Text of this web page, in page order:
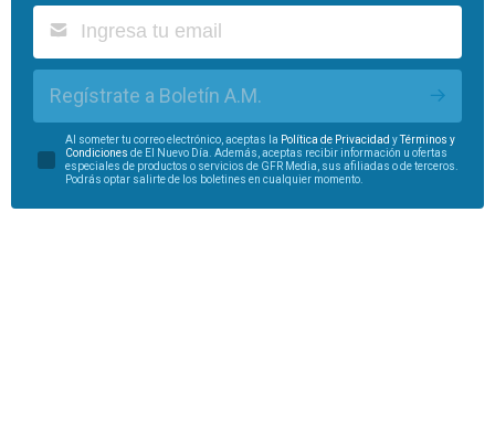
Regístrate a Boletín A.M.
Al someter tu correo electrónico, aceptas la Política de Privacidad yTérminos y
Condiciones de El Nuevo Día. Además, aceptas recibir información u ofertas
especiales de productos o servicios de GFR Media, sus afiliadas o de terceros.
Podrás optar salirte de los boletines en cualquier momento.